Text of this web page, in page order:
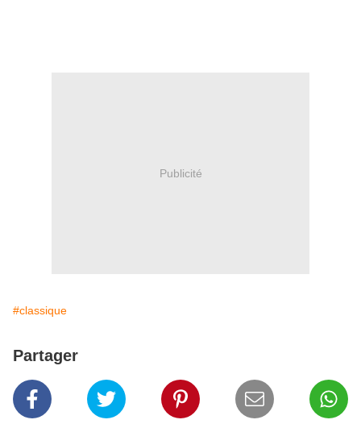
Publicité
#classique
Partager